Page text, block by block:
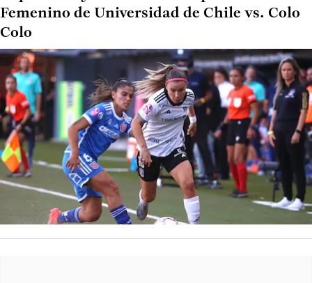
Femenino de Universidad de Chile vs. Colo
Colo